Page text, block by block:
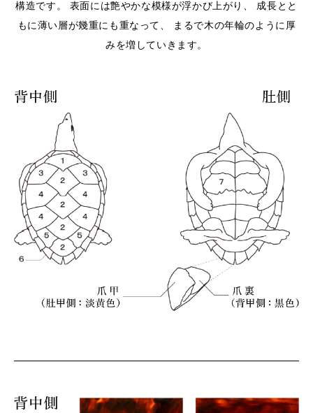
構造です。
表面には艶やかな模様が浮かび上がり、
成長とと
もに薄い層が幾重にも重なって、
まるで木の年輪のように厚
みを増していきます。